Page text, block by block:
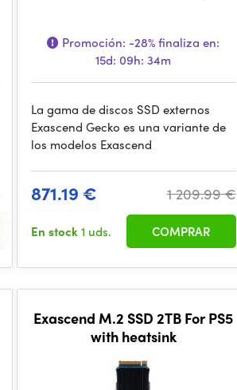
Promoción: -28%finaliza en:
15d: 09h: 34m
La gama de discos SSD externos
Exascend Gecko es una variante de
los modelos Exascend
871.19 € 1 209.99 €
En stock1 uds. COMPRAR
Exascend M.2 SSD 2TB For PS5
with heatsink